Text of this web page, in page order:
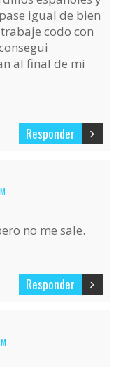
igual de bien
codo con
al final de mi
Responder
no me sale.
Responder